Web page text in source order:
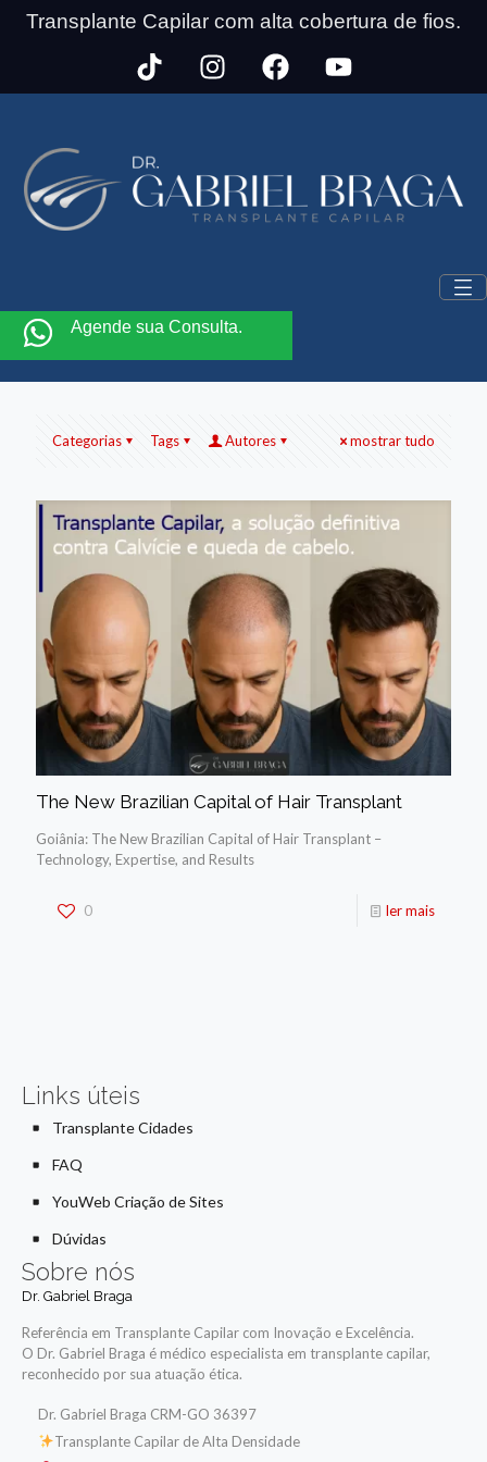
Transplante Capilar com alta cobertura de fios.
Agende sua Consulta.
Categorias Tags Autores mostrar tudo
The New Brazilian Capital of Hair Transplant
Goiânia: The New Brazilian Capital of Hair Transplant –
Technology, Expertise, and Results
0 ler mais
Links úteis
Transplante Cidades
FAQ
YouWeb Criação de Sites
Dúvidas
Sobre nós
Dr. Gabriel Braga
Referência em Transplante Capilar com Inovação e Excelência.
O Dr. Gabriel Braga é médico especialista em transplante capilar,
reconhecido por sua atuação ética.
Dr. Gabriel Braga CRM-GO 36397
Transplante Capilar de Alta Densidade